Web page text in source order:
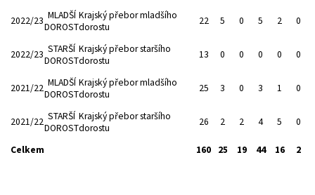
2022/23 MLADŠÍ
DOROST
Krajský přebor mladšího
dorostu
22 5 0 5 2 0
2022/23 STARŠÍ
DOROST
Krajský přebor staršího
dorostu
13 0 0 0 0 0
2021/22 MLADŠÍ
DOROST
Krajský přebor mladšího
dorostu
25 3 0 3 1 0
2021/22 STARŠÍ
DOROST
Krajský přebor staršího
dorostu
26 2 2 4 5 0
Celkem 160 25 19 44 16 2